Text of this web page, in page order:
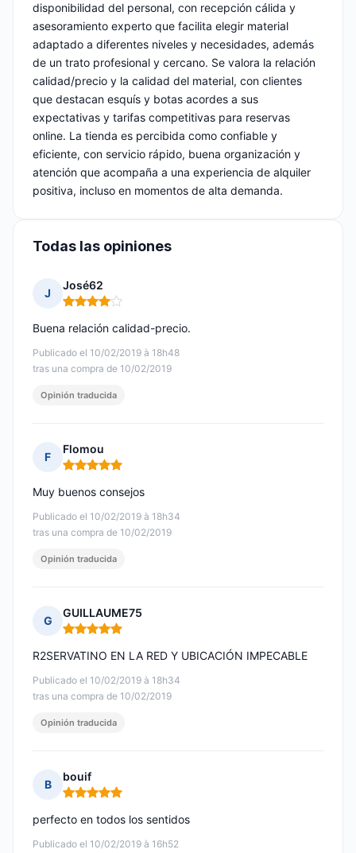
disponibilidad del personal, con recepción cálida y
asesoramiento experto que facilita elegir material
adaptado a diferentes niveles y necesidades, además
de un trato profesional y cercano. Se valora la relación
calidad/precio y la calidad del material, con clientes
que destacan esquís y botas acordes a sus
expectativas y tarifas competitivas para reservas
online. La tienda es percibida como confiable y
eficiente, con servicio rápido, buena organización y
atención que acompaña a una experiencia de alquiler
positiva, incluso en momentos de alta demanda.
Todas las opiniones
J
José62
Nota: 4 de 5
Publicado el 10/02/2019 à 18h48
tras una compra de 10/02/2019
Buena relación calidad-precio.
Opinión traducida
F
Flomou
Nota: 5 de 5
Publicado el 10/02/2019 à 18h34
tras una compra de 10/02/2019
Muy buenos consejos
Opinión traducida
G
GUILLAUME75
Nota: 5 de 5
Publicado el 10/02/2019 à 18h34
tras una compra de 10/02/2019
R2SERVATINO EN LA RED Y UBICACIÓN IMPECABLE
Opinión traducida
B
bouif
Nota: 5 de 5
Publicado el 10/02/2019 à 16h52
perfecto en todos los sentidos